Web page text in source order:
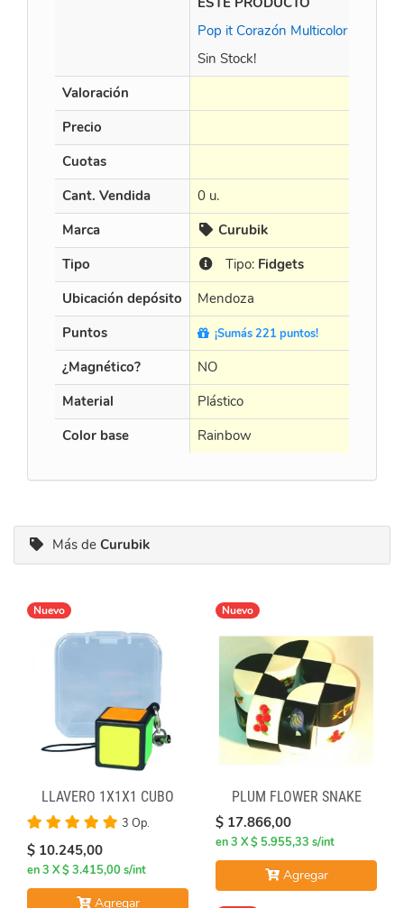
Pop it Corazón Multicolor
Sin Stock!
Valoración
Precio
Cuotas
Cant. Vendida
0 u.
Marca
Curubik
Tipo
Tipo: Fidgets
Ubicación depósito
Mendoza
Puntos
¡Sumás 221 puntos!
¿Magnético? NO
Material
Plástico
Color base
Rainbow
Más de Curubik
Nuevo
LLAVERO 1X1X1 CUBO
3 Op.
$ 10.245,00
en 3 X $ 3.415,00 s/int
Agregar
Nuevo
PLUM FLOWER SNAKE
$ 17.866,00
en 3 X $ 5.955,33 s/int
Agregar